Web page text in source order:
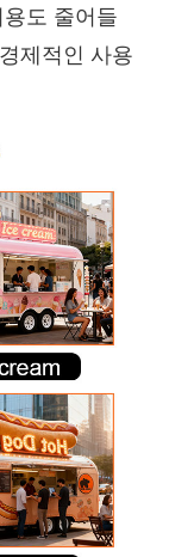
도 줄어들
제적인 사용